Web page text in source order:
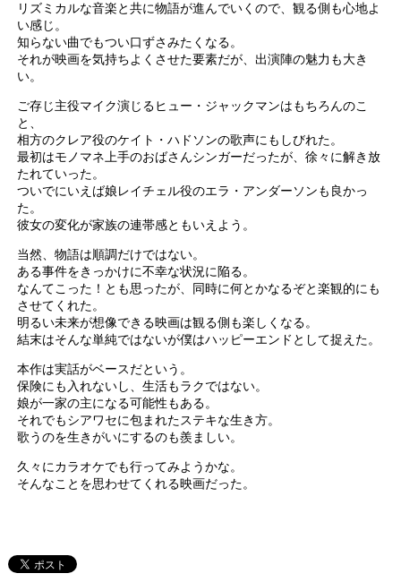
リズミカルな音楽と共に物語が進んでいくので、観る側も心地よ
い感じ。
知らない曲でもつい口ずさみたくなる。
それが映画を気持ちよくさせた要素だが、出演陣の魅力も大き
い。
ご存じ主役マイク演じるヒュー・ジャックマンはもちろんのこ
と、
相方のクレア役のケイト・ハドソンの歌声にもしびれた。
最初はモノマネ上手のおばさんシンガーだったが、徐々に解き放
たれていった。
ついでにいえば娘レイチェル役のエラ・アンダーソンも良かっ
た。
彼女の変化が家族の連帯感ともいえよう。
当然、物語は順調だけではない。
ある事件をきっかけに不幸な状況に陥る。
なんてこった！とも思ったが、同時に何とかなるぞと楽観的にも
させてくれた。
明るい未来が想像できる映画は観る側も楽しくなる。
結末はそんな単純ではないが僕はハッピーエンドとして捉えた。
本作は実話がベースだという。
保険にも入れないし、生活もラクではない。
娘が一家の主になる可能性もある。
それでもシアワセに包まれたステキな生き方。
歌うのを生きがいにするのも羨ましい。
久々にカラオケでも行ってみようかな。
そんなことを思わせてくれる映画だった。